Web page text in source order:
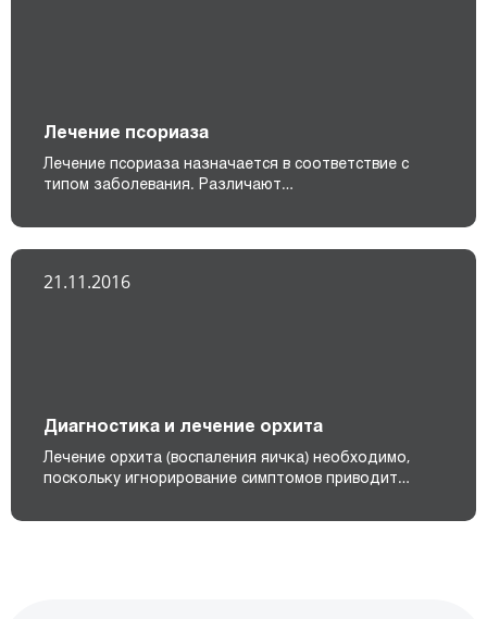
Лечение псориаза
Лечение псориаза назначается в соответствие с
типом заболевания. Различают…
21.11.2016
Диагностика и лечение орхита
Лечение орхита (воспаления яичка) необходимо,
поскольку игнорирование симптомов приводит…